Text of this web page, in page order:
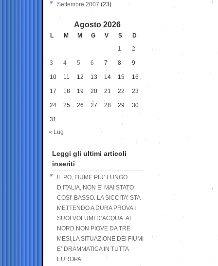
Settembre 2007 (23)
Agosto 2026
L M M G V S
D
1
2
3 4 5 6 7 8 9
10 11 12 13 14 15 16
17 18 19 20 21 22 23
24 25 26 27 28 29 30
31
« Lug
Leggi gli ultimi articoli
inseriti
IL PO, FIUME PIU’ LUNGO
D’ITALIA, NON E’ MAI STATO
COSI’ BASSO. LA SICCITA’ STA
METTENDO A DURA PROVA I
SUOI VOLUMI D’ACQUA: AL
NORD NON PIOVE DA TRE
MESI,LA SITUAZIONE DEI FIUMI
E’ DRAMMATICA IN TUTTA
EUROPA